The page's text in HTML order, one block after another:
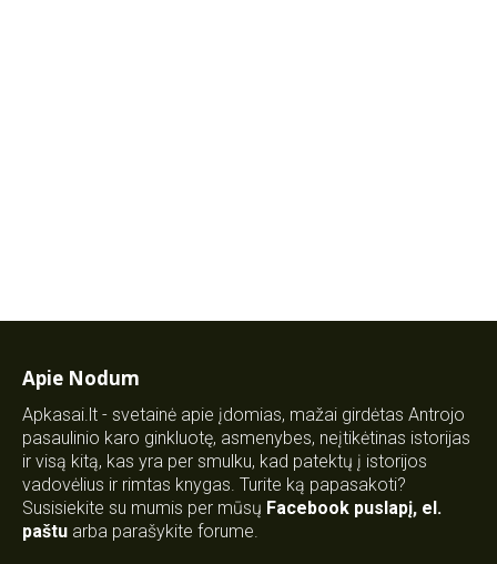
Apie Nodum
Apkasai.lt - svetainė apie įdomias, mažai girdėtas Antrojo
pasaulinio karo ginkluotę, asmenybes, neįtikėtinas istorijas
ir visą kitą, kas yra per smulku, kad patektų į istorijos
vadovėlius ir rimtas knygas. Turite ką papasakoti?
Susisiekite su mumis per mūsų Facebook puslapį, el.
paštu arba parašykite forume.